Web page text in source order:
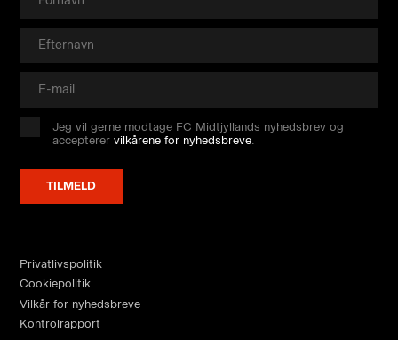
Jeg vil gerne modtage FC Midtjyllands nyhedsbrev og
accepterervilkårene for nyhedsbreve.
Privatlivspolitik
Cookiepolitik
Vilkår for nyhedsbreve
Kontrolrapport